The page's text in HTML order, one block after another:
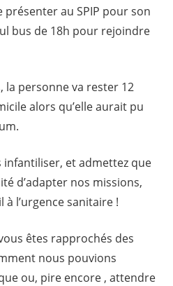
au SPIP pour son
bus de 18h pour rejoindre
la personne va rester 12
alors qu’elle aurait pu
infantiliser, et admettez que
d’adapter nos missions,
l’urgence sanitaire !
êtes rapprochés des
nous pouvions
ou, pire encore , attendre